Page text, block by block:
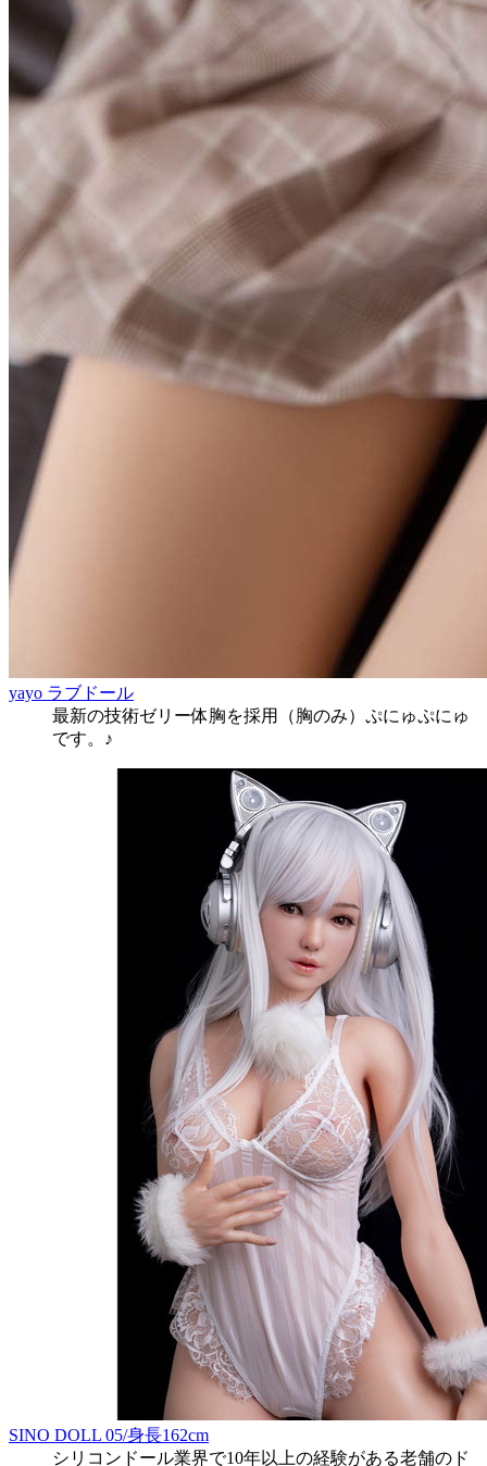
yayo ラブドール
最新の技術ゼリー体胸を採用（胸のみ）ぷにゅぷにゅ
です。♪
SINO DOLL 05/身長162cm
シリコンドール業界で10年以上の経験がある老舗のド